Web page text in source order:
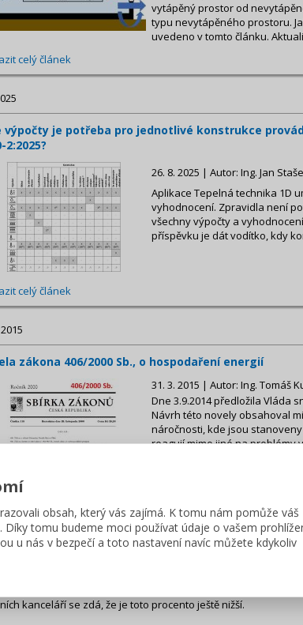
obsah, který vás zajímá. K tomu nám pomůže váš
Díky tomu budeme moci používat údaje o vašem
u nás v bezpečí a toto nastavení navíc můžete kdykoliv
vytápěný prostor od
typu nevytápěného prostoru.
uvedeno v tomto článku.
celý článek
výpočty je potřeba pro jednotlivé konstrukce
2:2025?
26. 8. 2025 | Autor: Ing. Jan
Aplikace Tepelná technika 1D
vyhodnocení. Zpravidla není
všechny výpočty a
příspěvku je dát vodítko, kdy
celý článek
zákona 406/2000 Sb., o hospodaření energií
31. 3. 2015 | Autor: Ing. Tomáš
Dne 3.9.2014 předložila Vláda
Návrh této novely obsahoval
náročnosti, kde jsou
reagují mimo jiné na problémy
novely zákona 406/2000 Sb. ze září
předložila Vláda sněmovně návrh novely zákona 406/
úpravy § 7a Průkaz energetické náročnosti, kde jsou
kanceláří se zdá, že je toto procento ještě nižší.